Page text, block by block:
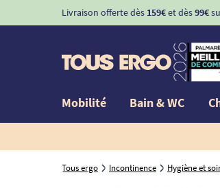
Livraison offerte dès 159€et dès99€
Mobilité Bain & WC
Tous ergo Incontinence Hygiène et